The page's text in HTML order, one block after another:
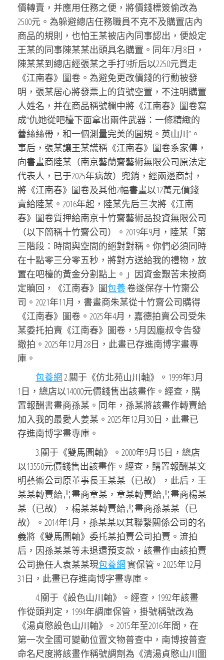
價轉賣，并應用任務之便，將價錢標簽偷改為
2500元。為躲避總店任務職員不克不及購置店內
商品的規則，也怕王某被店內同事認出，便設定
王某的同事陳某某出頭具名購置。同年7月8日，
陳某某到總店經張某之手打9折后以2250元買走
《江南春》圖卷。為避免更改價錢的行動被發
明，張某居心將發票上的貨號空置，不注明購置
人姓名，并在商品稱號欄中將《江南春》圖卷寫
成“仇她從吧檯下面拿出兩件武器：一條精緻的
蕾絲絲帶，和一個測量完美的圓規。英山川”。
事后，張某讓王某謊稱《江南春》圖卷系家傳，
向書畫商陸某（南京藝蘭齋藝術無限公司原法定
代表人，已于2025年病故）兜銷，經兩邊商討，
將《江南春》圖卷及其他2幅書畫以12萬元價錢
賣給陸某。2016年起，陸某先后三次將《江南
春》圖卷質押給南京十竹齋藝術品投資無限公司
（以下簡稱十竹齋公司）。2019年9月，陸某「第
三階段：時間與空間的絕對對稱。你們必須同時
在十點零三分零五秒，將對方送給我的禮物，放
置在吧檯的黃金分割點上。」因資金艱苦未按商
定贖回，《江南春》圖包養卷遂保存十竹齋公
司。2021年11月，書畫商朱某從十竹齋公司購得
《江南春》圖卷。2025年4月，嘉德拍賣公司受朱
某委托拍賣《江南春》圖卷，5月因龐叔令告發
撤拍。2025年12月28日，此畫已存進南博字畫專
庫。
包養網2.關于《仿北苑山川軸》。1999年3月
1日，總店以14000元價錢售出該畫作。經查，購
置報酬書畫商孫某。同年，孫某將該畫作轉賣給
加入我的最愛人姜某。2025年12月30日，此畫已
存進南博字畫專庫。
3.關于《雙馬圖軸》。2000年9月15日，總店
以13550元價錢售出該畫作。經查，購置報酬某文
明藝術公司原董事長王某某（已故），此后，王
某某轉賣給書畫商章某，章某轉賣給書畫商楊某
某（已故），楊某某轉賣給書畫商孫某某（已
故）。2014年1月，孫某某以其聯繫關係公司的名
義將《雙馬圖軸》委托某拍賣公司拍賣。流拍
后，因孫某某等未退還預支款，該畫作由該拍賣
公司擔任人袁某某現包養網 實保管。2025年12月
31日，此畫已存進南博字畫專庫。
4.關于《設色山川軸》。經查，1992年該畫
作從頭判定，1994年調庫保管，掛號稱號改為
《湯貞愍設色山川軸》。2015年至2016年間，在
第一次全國可變動位置文物普查中，南博按普查
命名尺度將該畫作稱號調劑為《清湯貞愍山川圖